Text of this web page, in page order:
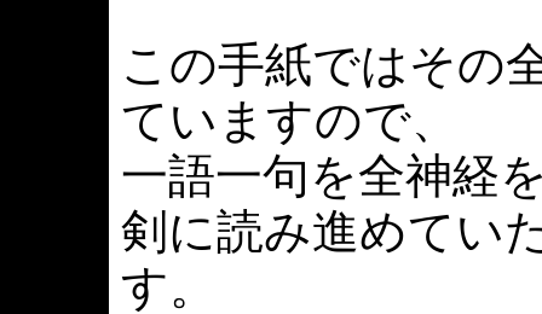
この手紙ではその
ていますので、
一語一句を全神経
剣に読み進めてい
す。